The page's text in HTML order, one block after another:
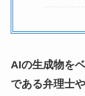
AIの生成物を
である弁理士